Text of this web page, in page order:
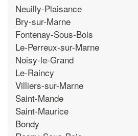
Neuilly-Plaisance
Bry-sur-Marne
Fontenay-Sous-Bois
Le-Perreux-sur-Marne
Noisy-le-Grand
Le-Raincy
Villiers-sur-Marne
Saint-Mande
Saint-Maurice
Bondy